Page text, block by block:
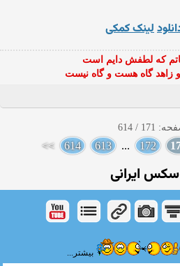
لینک کمکی
که لطفش دایم است
زاهد گاه هست و گاه نیست
171 / 614
172
...
613
614
>>
سکس ایرانی
بیشتر...